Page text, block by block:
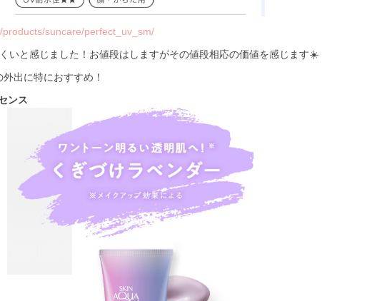
suncare/perfect_uv_sm/
いと感じました！お値段はしますがその値段相応の価値を感じます☀️
出に特におすすめ！
ンス